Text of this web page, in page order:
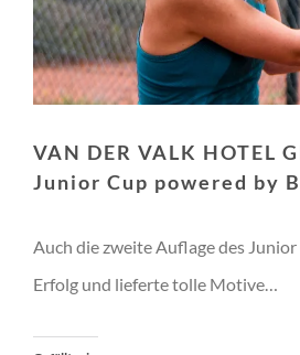
VAN DER VALK HOTEL
Junior Cup powered by
Auch die zweite Auflage des
Erfolg und lieferte tolle Motive…